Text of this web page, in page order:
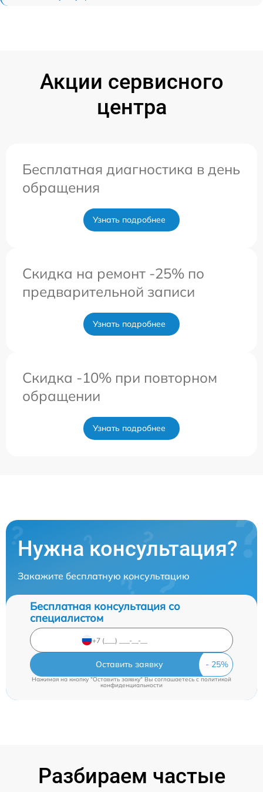
Акции сервисного
центра
Бесплатная диагностика в день
обращения
Узнать подробнее
Скидка на ремонт -25% по
предварительной записи
Узнать подробнее
Скидка -10% при повторном
обращении
Узнать подробнее
Нужна консультация?
Закажите бесплатную консультацию
Бесплатная консультация со
специалистом
Оставить заявку
Нажимая на кнопку "Оставить заявку" Вы соглашаетесь cполитикой
конфиденциальности
Разбираем частые